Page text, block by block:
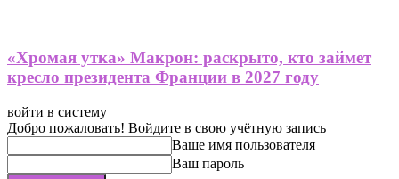
«Хромая утка» Макрон: раскрыто, кто займет
кресло президента Франции в 2027 году
войти в систему
Добро пожаловать! Войдите в свою учётную запись
Ваше имя пользователя
Ваш пароль